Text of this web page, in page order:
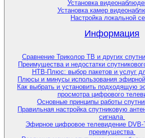
Установка
Установка камер
Настройка локальной
Информация
Сравнение Триколор ТВ и других
Преимущества и недостатки
НТВ-Плюс: выбор пакетов и услуг
Плюсы и минусы использования
Как выбрать и установить подходящую
просмотра цифрового
Основные принципы работы
Правильная настройка спутниковую
сигнала
Эфирное цифровое телевидение DVB-
преимущества